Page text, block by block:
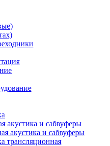
акустика и сабвуферы
акустика и сабвуферы
трансляционная